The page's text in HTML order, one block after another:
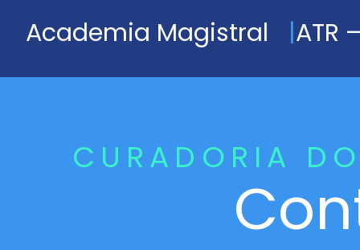
Academia Magistral ATR
CURADORIA